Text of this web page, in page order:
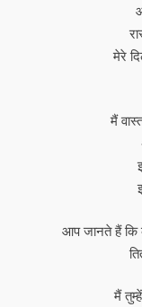
मेरे
मैं
आप जानते हैं
मैं